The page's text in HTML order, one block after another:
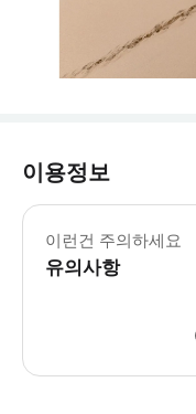
이용정보
이런건 주의하세요
유의사항